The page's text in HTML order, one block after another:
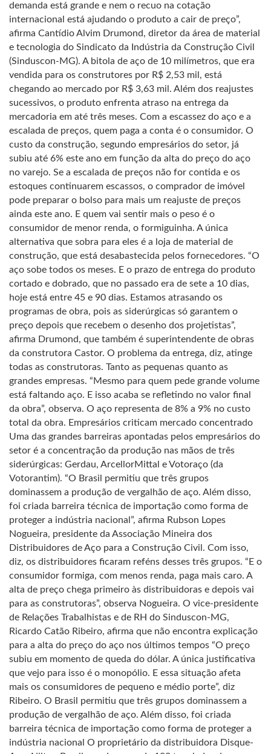
demanda está grande e nem o recuo na cotação
internacional está ajudando o produto a cair de preço”,
afirma Cantídio Alvim Drumond, diretor da área de material
e tecnologia do Sindicato da Indústria da Construção Civil
(Sinduscon-MG). A bitola de aço de 10 milímetros, que era
vendida para os construtores por R$ 2,53 mil, está
chegando ao mercado por R$ 3,63 mil. Além dos reajustes
sucessivos, o produto enfrenta atraso na entrega da
mercadoria em até três meses. Com a escassez do aço e a
escalada de preços, quem paga a conta é o consumidor. O
custo da construção, segundo empresários do setor, já
subiu até 6% este ano em função da alta do preço do aço
no varejo. Se a escalada de preços não for contida e os
estoques continuarem escassos, o comprador de imóvel
pode preparar o bolso para mais um reajuste de preços
ainda este ano. E quem vai sentir mais o peso é o
consumidor de menor renda, o formiguinha. A única
alternativa que sobra para eles é a loja de material de
construção, que está desabastecida pelos fornecedores. “O
aço sobe todos os meses. E o prazo de entrega do produto
cortado e dobrado, que no passado era de sete a 10 dias,
hoje está entre 45 e 90 dias. Estamos atrasando os
programas de obra, pois as siderúrgicas só garantem o
preço depois que recebem o desenho dos projetistas”,
afirma Drumond, que também é superintendente de obras
da construtora Castor. O problema da entrega, diz, atinge
todas as construtoras. Tanto as pequenas quanto as
grandes empresas. “Mesmo para quem pede grande volume
está faltando aço. E isso acaba se refletindo no valor final
da obra”, observa. O aço representa de 8% a 9% no custo
total da obra. Empresários criticam mercado concentrado
Uma das grandes barreiras apontadas pelos empresários do
setor é a concentração da produção nas mãos de três
siderúrgicas: Gerdau, ArcellorMittal e Votoraço (da
Votorantim). “O Brasil permitiu que três grupos
dominassem a produção de vergalhão de aço. Além disso,
foi criada barreira técnica de importação como forma de
proteger a indústria nacional”, afirma Rubson Lopes
Nogueira, presidente da Associação Mineira dos
Distribuidores de Aço para a Construção Civil. Com isso,
diz, os distribuidores ficaram reféns desses três grupos. “E o
consumidor formiga, com menos renda, paga mais caro. A
alta de preço chega primeiro às distribuidoras e depois vai
para as construtoras”, observa Nogueira. O vice-presidente
de Relações Trabalhistas e de RH do Sinduscon-MG,
Ricardo Catão Ribeiro, afirma que não encontra explicação
para a alta do preço do aço nos últimos tempos “O preço
subiu em momento de queda do dólar. A única justificativa
que vejo para isso é o monopólio. E essa situação afeta
mais os consumidores de pequeno e médio porte”, diz
Ribeiro. O Brasil permitiu que três grupos dominassem a
produção de vergalhão de aço. Além disso, foi criada
barreira técnica de importação como forma de proteger a
indústria nacional O proprietário da distribuidora Disque-